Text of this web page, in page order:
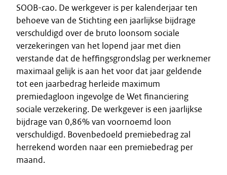
SOOB-cao. De werkgever is per kalenderjaar ten
behoeve van de Stichting een jaarlijkse bijdrage
verschuldigd over de bruto loonsom sociale
verzekeringen van het lopend jaar met dien
verstande dat de heffingsgrondslag per werknemer
maximaal gelijk is aan het voor dat jaar geldende
tot een jaarbedrag herleide maximum
premiedagloon ingevolge de Wet financiering
sociale verzekering. De werkgever is een jaarlijkse
bijdrage van 0,86% van voornoemd loon
verschuldigd. Bovenbedoeld premiebedrag zal
herrekend worden naar een premiebedrag per
maand.